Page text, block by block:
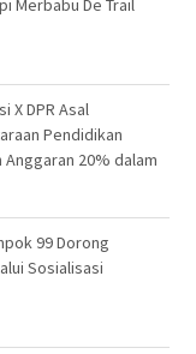
Merbabu De Trail
X DPR Asal
Pendidikan
20% dalam
99 Dorong
Sosialisasi